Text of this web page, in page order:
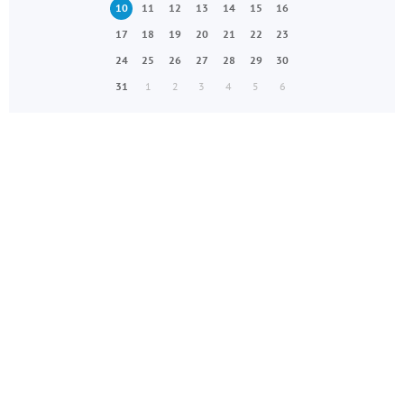
10
11 12 13 14 15
16
17
18 19 20 21 22
23
24
25 26 27 28 29
30
31
1 2 3 4 5 6